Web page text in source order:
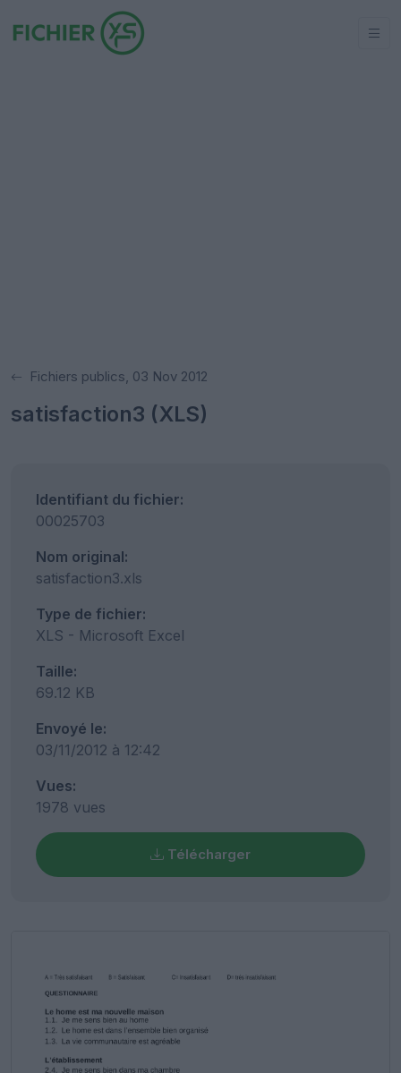
Fichiers publics, 03 Nov 2012
satisfaction3 (XLS)
Identifiant du fichier:
00025703
Nom original:
satisfaction3.xls
Type de fichier:
XLS - Microsoft Excel
Taille:
69.12 KB
Envoyé le:
03/11/2012 à 12:42
Vues:
1978 vues
Télécharger